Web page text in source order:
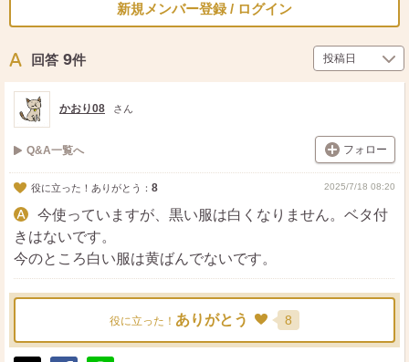
新規メンバー登録 / ログイン
回答 9件
かおり08 さん
Q&A一覧へ フォロー
役に立った！ありがとう： 8 2025/7/18 08:20
今使っていますが、黒い服は白くなりません。ベタ付
きはないです。
今のところ白い服は黄ばんでないです。
役に立った！ ありがとう 8